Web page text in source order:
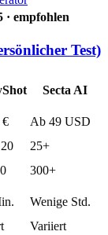
· empfohlen
Test)
Secta AI
€
Ab 49 USD
25+
300+
Wenige Std.
Variiert